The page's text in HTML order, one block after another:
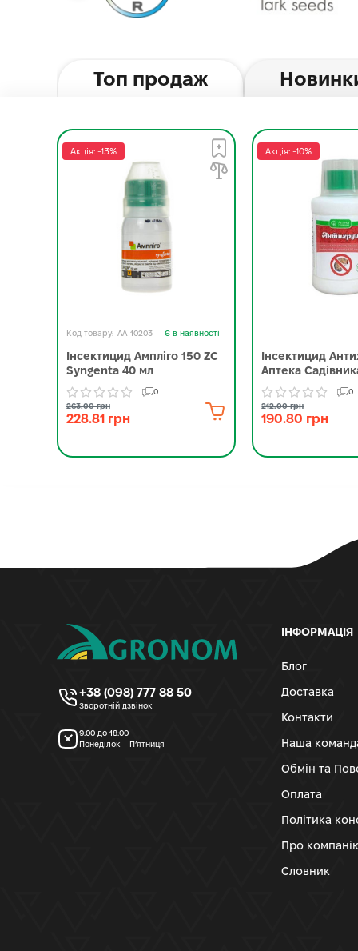
Топ продаж
Акція: -13%
AA-10203 Є в наявності
Інсектицид Ампліго 150 ZC
Syngenta 40 мл
0
263.00 грн
228.81 грн
Акція: -10%
Інсектицид
Аптека
0
212.00 грн
190.80 грн
+38 (098) 777 88 50
Зворотній дзвінок
9:00 до 18:00
Понеділок - П’ятниця
ІНФОРМАЦІЯ
Блог
Доставка
Контакти
Наша
Обмін та
Оплата
Політика
Про
Словник